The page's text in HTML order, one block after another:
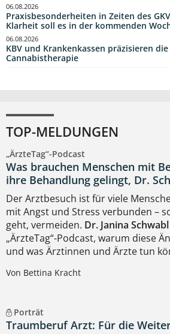
Praxisbesonderheiten in Zeiten des
Klarheit soll es in der kommenden
06.08.2026
KBV und Krankenkassen präzisieren
Cannabistherapie
06.08.2026
TOP-MELDUNGEN
„ÄrzteTag“-Podcast
Was brauchen Menschen mit
ihre Behandlung gelingt, Dr.
Der Arztbesuch ist für viele
mit Angst und Stress verbunden –
geht, vermeiden. Dr. Janina Schwabl
„ÄrzteTag“-Podcast, warum diese
und was Ärztinnen und Ärzte tun
Von Bettina Kracht
Porträt
Traumberuf Arzt: Für die